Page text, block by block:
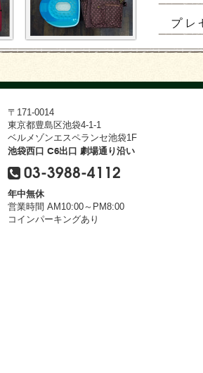
〒171-0014
東京都豊島区池袋4-1-1
ベルメゾンエスペランセ池袋1F
池袋西口 C6出口 劇場通り沿い
03-3988-4112
年中無休
営業時間 AM10:00～PM8:00
コインパーキングあり